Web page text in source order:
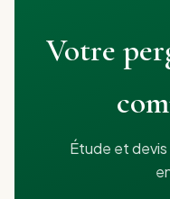
Votre
Étude et